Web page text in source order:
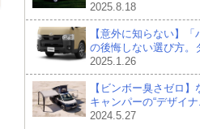
2025.8.18
【意外に知らない】「
の後悔しない選び方。
2025.1.26
【ビンボー臭さゼロ】
キャンパーの“デザイ
2024.5.27